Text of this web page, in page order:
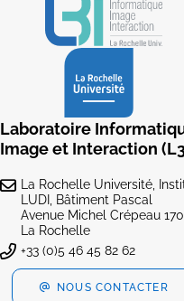
Laboratoire
Image et Interaction
La Rochelle Université,
LUDI, Bâtiment Pascal
Avenue Michel Crépeau
La Rochelle
+33 (0)5 46 45 82 62
NOUS CONTACTER